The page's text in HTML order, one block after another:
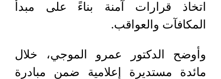
اتخاذ قرارات آمنة بناءً على مبدأ
المكافآت والعواقب.
وأوضح الدكتور عمرو الموجي، خلال
مائدة مستديرة إعلامية ضمن مبادرة